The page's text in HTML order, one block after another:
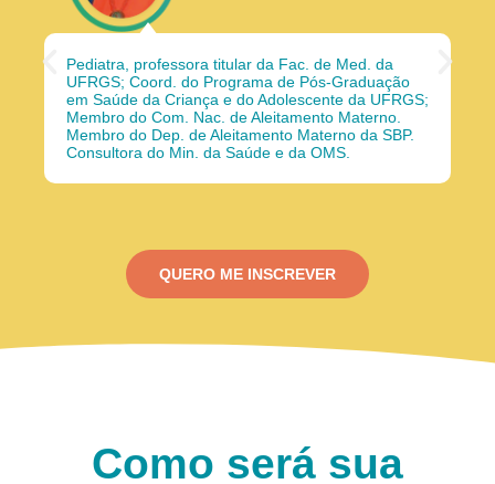
Pediatra, professora titular da Fac. de Med. da
UFRGS; Coord. do Programa de Pós-Graduação
em Saúde da Criança e do Adolescente da UFRGS;
Membro do Com. Nac. de Aleitamento Materno.
Membro do Dep. de Aleitamento Materno da SBP.
Consultora do Min. da Saúde e da OMS.
P
x
QUERO ME INSCREVER
Como será sua